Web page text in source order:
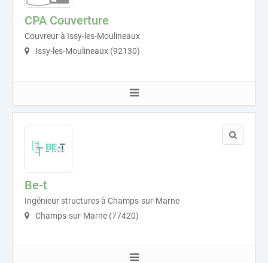
CPA Couverture
Couvreur à Issy-les-Moulineaux
Issy-les-Moulineaux (92130)
Be-t
Ingénieur structures à Champs-sur-Marne
Champs-sur-Marne (77420)